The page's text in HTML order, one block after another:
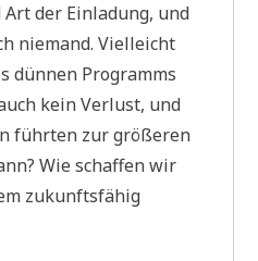
der Einladung, und
niemand. Vielleicht
dünnen Programms
kein Verlust, und
führten zur größeren
Wie schaffen wir
zukunftsfähig